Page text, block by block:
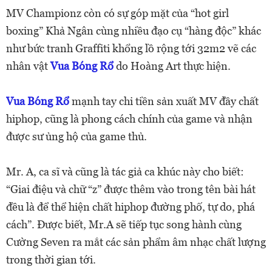
MV Championz còn có sự góp mặt của “hot girl
boxing” Khả Ngân cùng nhiều đạo cụ “hàng độc” khác
như bức tranh Graffiti khổng lồ rộng tới 32m2 vẽ các
nhân vậtVua Bóng Rổdo Hoàng Art thực hiện.
Vua Bóng Rổmạnh tay chi tiền sản xuất MV đầy chất
hiphop, cũng là phong cách chính của game và nhận
được sư ủng hộ của game thủ.
Mr. A, ca sĩ và cũng là tác giả ca khúc này cho biết:
“Giai điệu và chữ “z” được thêm vào trong tên bài hát
đều là để thể hiện chất hiphop đường phố, tự do, phá
cách”. Được biết, Mr.A sẽ tiếp tục song hành cùng
Cường Seven ra mắt các sản phẩm âm nhạc chất lượng
trong thời gian tới.